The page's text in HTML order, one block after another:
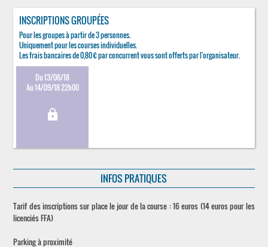
INSCRIPTIONS GROUPÉES
Pour les groupes à partir de 3 personnes.
Uniquement pour les courses individuelles.
Les frais bancaires de 0,80 € par concurrent vous sont offerts par l'organisateur.
Du 13/06/18
Au 14/09/18 22h00
lock
INFOS PRATIQUES
Tarif des inscriptions sur place le jour de la course : 16 euros (14 euros pour les
licenciés FFA)
Parking à proximité